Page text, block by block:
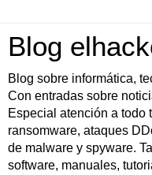
Blog
Blog sobre informática,
Con entradas sobre
Especial atención a todo
ransomware, ataques
de malware y spyware.
software, manuales,